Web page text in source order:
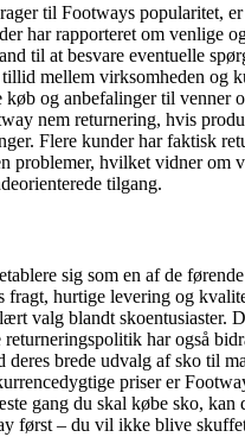
til Footways popularitet, er
har rapporteret om venlige
til at besvare eventuelle
mellem virksomheden og
og anbefalinger til venner
nem returnering, hvis
Flere kunder har faktisk
problemer, hvilket vidner om
tilgang.
sig som en af de
fragt, hurtige levering og
valg blandt skoentusiaster.
har også
deres brede udvalg af sko til
priser er
gang du skal købe sko, kan
først – du vil ikke blive